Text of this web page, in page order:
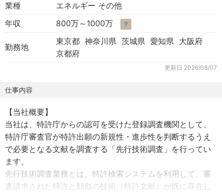
業種
エネルギー その他
年収
800万～1000万 ？
勤務地
東京都 神奈川県 茨城県 愛知県 大阪府
京都府
更新日 2026/08/07
仕事内容
【当社概要】
当社は、特許庁からの認可を受けた登録調査機関として、
特許庁審査官が特許出願の新規性・進歩性を判断するうえ
で必要となる文献を調査する「先行技術調査」を行ってい
ます。
先行技術調査業務とは、特許検索システムを利用して、審
査請求された特許と類似の技術（特許文献）が既に存在し